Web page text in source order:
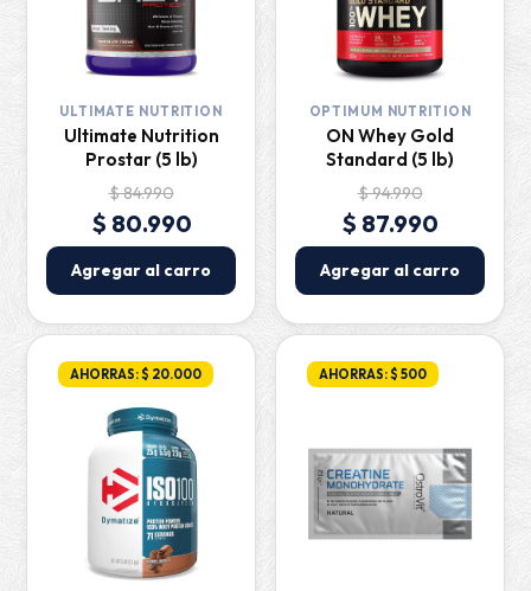
ULTIMATE NUTRITION
Ultimate Nutrition
Prostar (5 lb)
$ 84.990
$ 80.990
Agregar al carro
OPTIMUM NUTRITION
ON Whey Gold
Standard (5 lb)
$ 94.990
$ 87.990
Agregar al carro
AHORRAS: $ 20.000 AHORRAS: $ 500